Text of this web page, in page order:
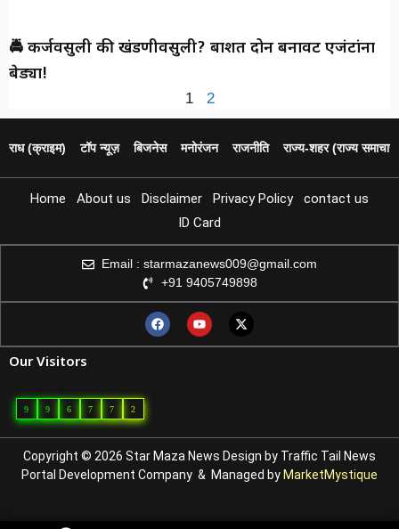
🚔 कर्जवसुली की खंडणीवसुली? बार्शीत दोन बनावट एजंटांना
बेड्या!
1 2
(क्राइम) टॉप न्यूज़ बिजनेस मनोरंजन राजनीति राज्य‑शहर (राज्य समाचार)
Home About us Disclaimer Privacy Policy
contact us
ID Card
Email : starmazanews009@gmail.com
+91 9405749898
Our Visitors
9 9 6 7 7 2
Copyright © 2026 Star Maza News Design by Traffic Tail News
Portal Development Company & Managed by MarketMystique